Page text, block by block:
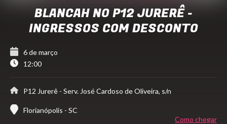
BLANCAH NO P12 JURERÊ -
INGRESSOS COM DESCONTO
6 de março
12:00
P12 Jurerê - Serv. José Cardoso de Oliveira, s/n
Florianópolis - SC
Como chegar